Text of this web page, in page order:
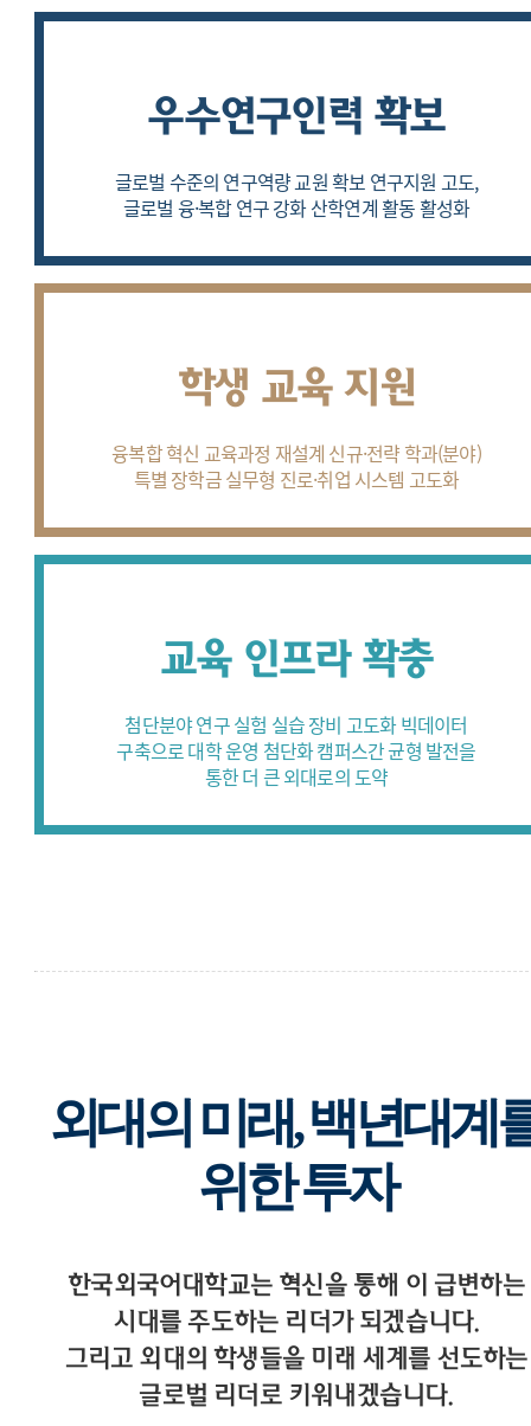
우수연구인력 확보
글로벌 수준의 연구역량 교원 확보 연구지원 고도,
글로벌 융·복합 연구 강화산학연계 활동 활성화
학생 교육 지원
융복합 혁신 교육과정 재설계 신규·전략 학과(분야)
특별 장학금실무형 진로·취업 시스템 고도화
교육 인프라 확충
첨단분야 연구 실험 실습 장비 고도화빅데이터
구축으로 대학 운영 첨단화캠퍼스간 균형 발전을
통한더 큰 외대로의 도약
외대의 미래, 백년대계
위한 투자
한국외국어대학교는 혁신을 통해 이 급변하는
시대를 주도하는 리더가 되겠습니다.
그리고 외대의 학생들을 미래 세계를 선도하는
글로벌 리더로 키워내겠습니다.